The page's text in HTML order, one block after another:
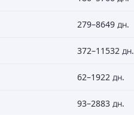
279–8649 дн.
372–11532 дн.
62–1922 дн.
93–2883 дн.